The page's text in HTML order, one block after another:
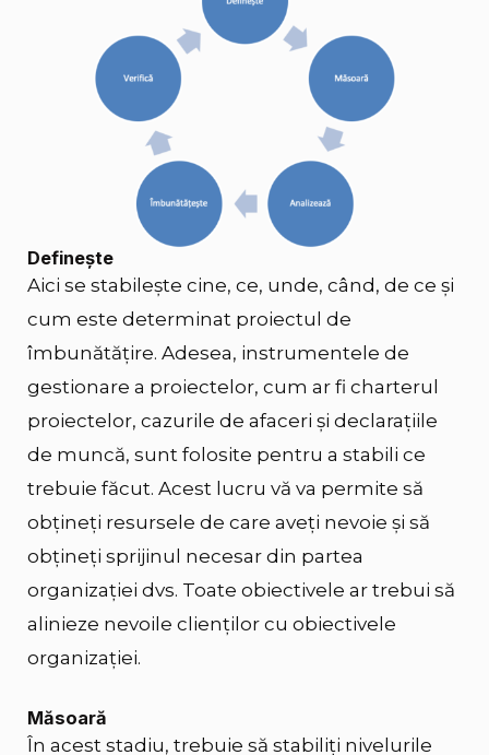
Defineşte
Aici se stabilește cine, ce, unde, când, de ce și
cum este determinat proiectul de
îmbunătățire. Adesea, instrumentele de
gestionare a proiectelor, cum ar fi charterul
proiectelor, cazurile de afaceri și declarațiile
de muncă, sunt folosite pentru a stabili ce
trebuie făcut. Acest lucru vă va permite să
obțineți resursele de care aveți nevoie și să
obțineți sprijinul necesar din partea
organizației dvs. Toate obiectivele ar trebui să
alinieze nevoile clienților cu obiectivele
organizației.
Măsoară
În acest stadiu, trebuie să stabiliți nivelurile